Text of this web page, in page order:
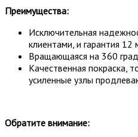
Преимущества:
Исключительная
клиентами, и гарантия 12
Вращающаяся на 360
Качественная покраска,
усиленные узлы
Обратите внимание: